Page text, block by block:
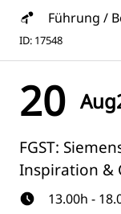
Führung /
ID: 17548
20 Aug
FGST:
Inspiration &
13.00h -